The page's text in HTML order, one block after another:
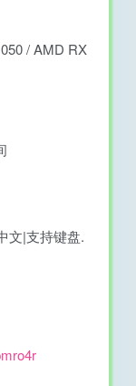
/ AMD RX
文|支持键盘.